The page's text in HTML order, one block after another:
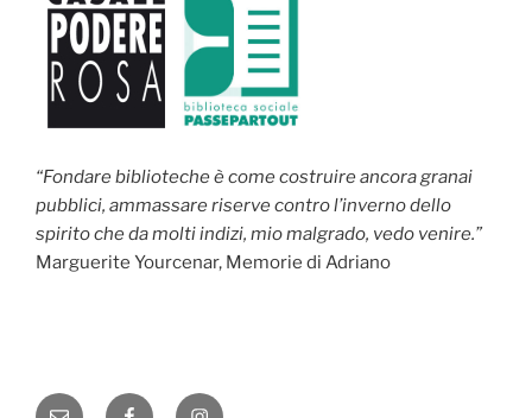
“Fondare biblioteche è come costruire ancora granai
pubblici, ammassare riserve contro l’inverno dello
spirito che da molti indizi, mio malgrado, vedo venire.”
Marguerite Yourcenar, Memorie di Adriano
Email FacebookInstagram